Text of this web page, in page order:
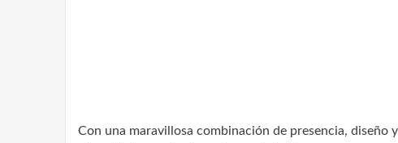
Con una maravillosa combinación de presencia, diseño